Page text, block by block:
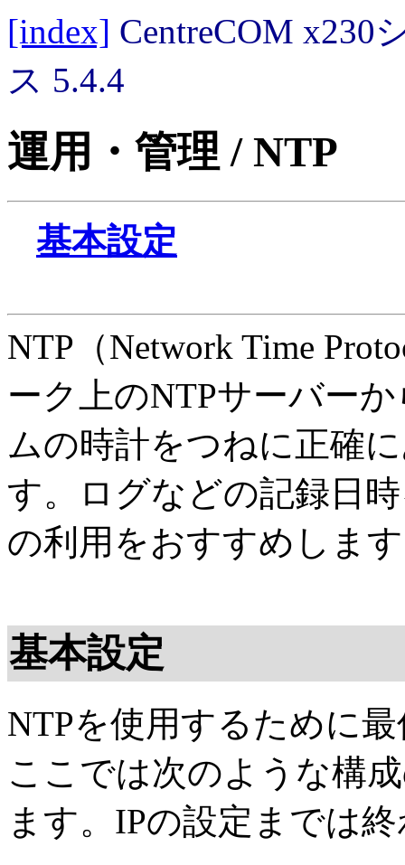
[index] CentreCOM x230
ス 5.4.4
運用・管理 / NTP
基本設定
NTP（Network Time
ーク上のNTPサーバー
ムの時計をつねに正確
す。ログなどの記録日
の利用をおすすめしま
基本設定
NTPを使用するために
ここでは次のような構
ます。IPの設定までは